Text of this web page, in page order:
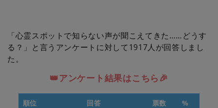
「心霊スポットで知らない声が聞こえてきた……どうす
る？」と言うアンケートに対して1917人が回答しまし
た。
👑アンケート結果はこちら🎉
順位 回答 票数 %